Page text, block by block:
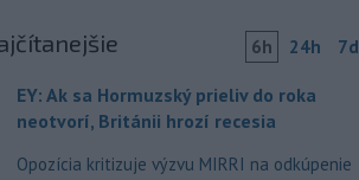
6h 24h 7d
EY: Ak sa Hormuzský prieliv do roka
neotvorí, Británii hrozí recesia
Opozícia kritizuje výzvu MIRRI na odkúpenie